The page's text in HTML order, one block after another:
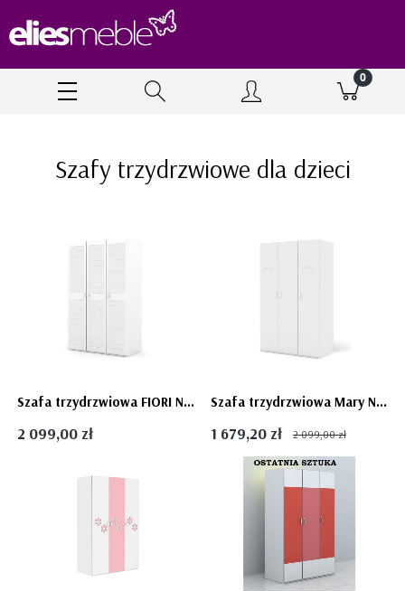
Szafy trzydrzwiowe dla dzieci
Szafa trzydrzwiowa FIORI New Edition - biała fronty laminowane
2 099,00 zł
Szafa trzydrzwiowa Mary Neo White - biała pojemna szafa 120 dla dziewczynki
1 679,20 zł 2 099,00 zł